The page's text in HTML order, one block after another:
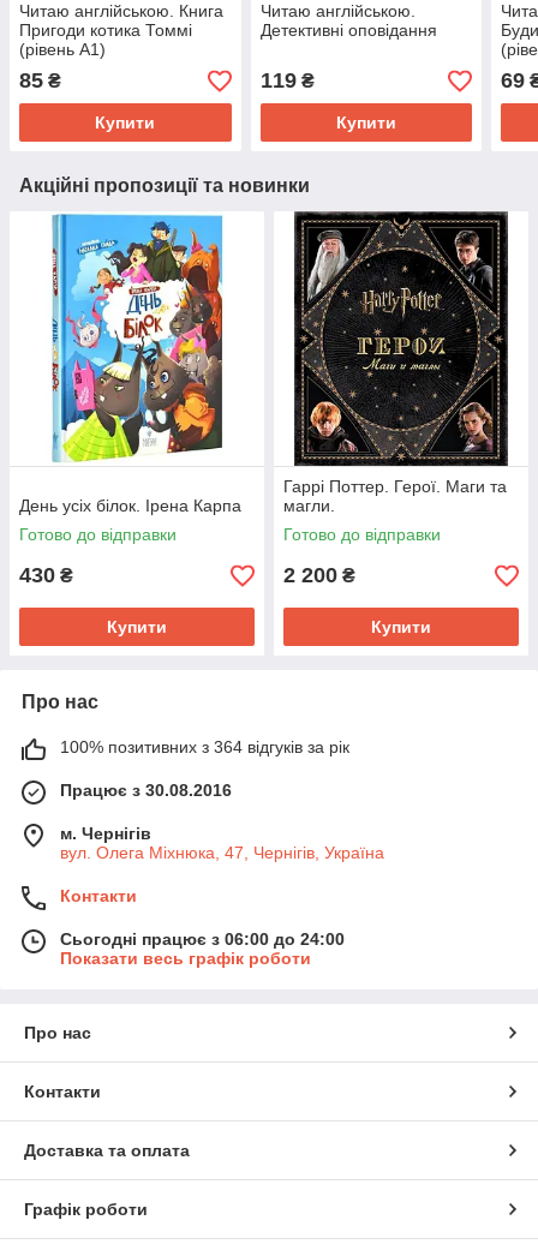
Читаю англійською. Книга
Пригоди котика Томмі
(рівень А1)
85 ₴
Купити
Читаю англійською.
Детективні оповідання
119₴
Купити
69
Акційні пропозиції та новинки
День усіх білок. Ірена Карпа
Готово до відправки
430 ₴
Купити
Гаррі Поттер. Герої. Маги та
магли.
Готово до відправки
2 200 ₴
Купити
Про нас
100% позитивних з 364 відгуків за рік
Працює з 30.08.2016
м. Чернігів
вул. Олега Міхнюка, 47, Чернігів, Україна
Контакти
Сьогодні працює з 06:00 до 24:00
Показати весь графік роботи
Про нас
Контакти
Доставка та оплата
Графік роботи